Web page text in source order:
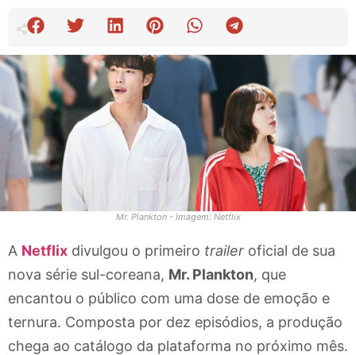
Mr. Plankton - Imagem: Netflix
A Netflix divulgou o primeiro trailer oficial de sua
nova série sul-coreana, Mr. Plankton, que
encantou o público com uma dose de emoção e
ternura. Composta por dez episódios, a produção
chega ao catálogo da plataforma no próximo mês.